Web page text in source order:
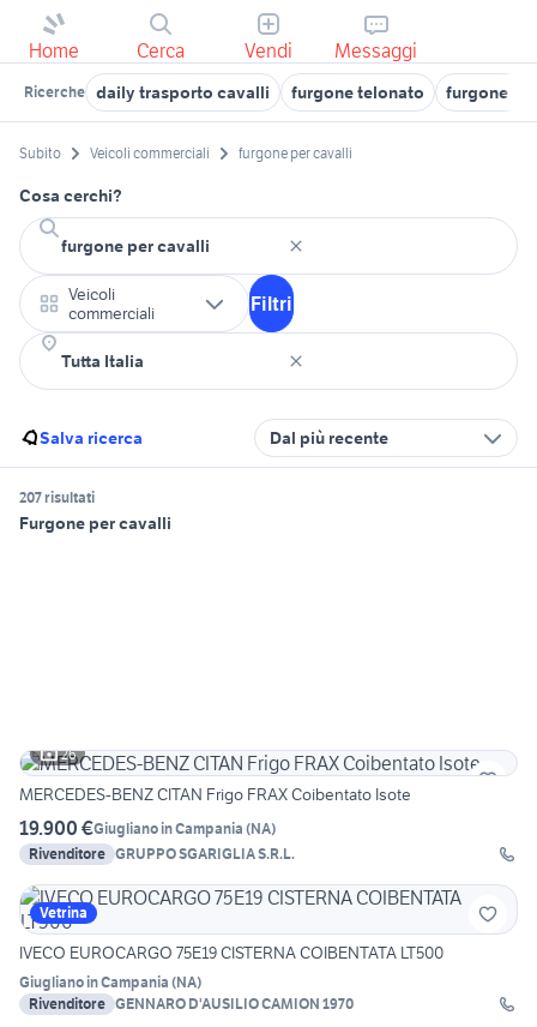
Home Cerca Vendi Messaggi
Ricerche daily trasporto cavalli furgone telonato furgone
Subito Veicoli commerciali furgone per cavalli
Cosa cerchi?
Veicoli
commerciali
Filtri
Salva ricerca Dal più recente
207 risultati
Furgone per cavalli
26
MERCEDES-BENZ CITAN Frigo FRAX Coibentato Isote
19.900 €Giugliano in Campania (NA)
Rivenditore GRUPPO SGARIGLIA S.R.L.
Vetrina
IVECO EUROCARGO 75E19 CISTERNA COIBENTATA LT500
Giugliano in Campania (NA)
Rivenditore GENNARO D'AUSILIO CAMION 1970